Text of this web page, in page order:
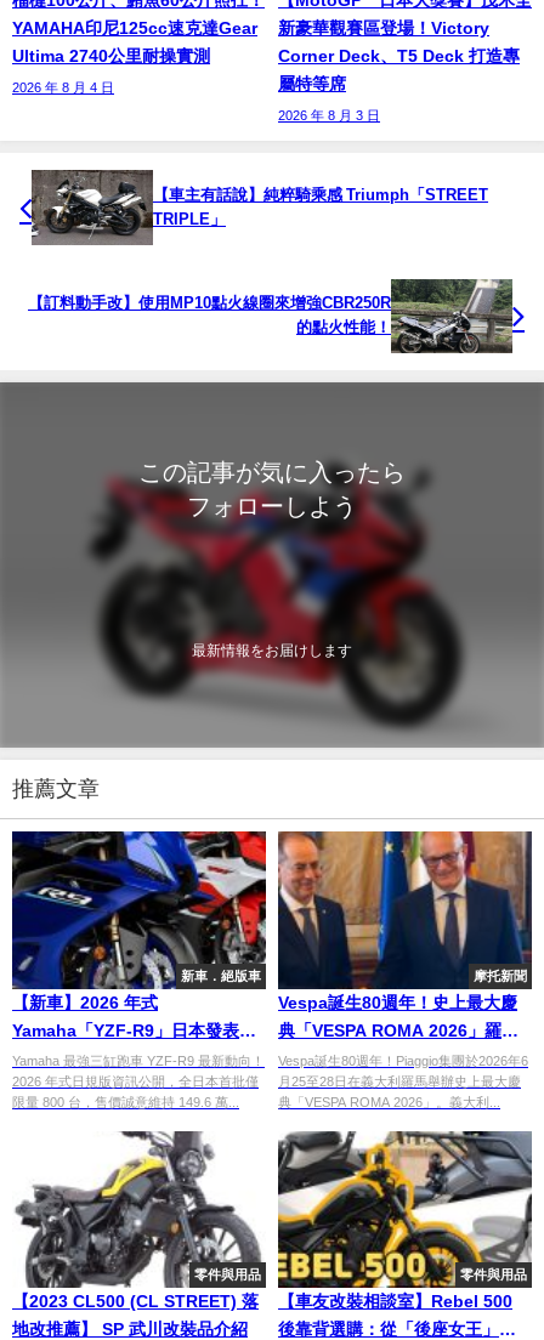
YAMAHA印尼125cc速克達Gear
Ultima 2740公里耐操實測
2026 年 8 月 4 日
新豪華觀賽區登場！Victory
Corner Deck、T5 Deck 打造專
屬特等席
2026 年 8 月 3 日
【車主有話說】純粹騎乘感 Triumph「STREET
TRIPLE」
【訂料動手改】使用MP10點火線圈來增強CBR250R
的點火性能！
この記事が気に入ったら
フォローしよう
最新情報をお届けします
推薦文章
新車．絕版車
【新車】2026 年式
Yamaha「YZF-R9」日本發表！
總產量僅 800 台，售價驚喜維持
149.6 萬日圓起
Yamaha 最強三缸跑車 YZF-R9 最新動向！
2026 年式日規版資訊公開，全日本首批僅
限量 800 台，售價誠意維持 149.6 萬...
摩托新聞
Vespa誕生80週年！史上最大慶
典「VESPA ROMA 2026」羅馬
盛大登場｜60國車迷齊聚
Vespa誕生80週年！Piaggio集團於2026年6
月25至28日在義大利羅馬舉辦史上最大慶
典「VESPA ROMA 2026」。義大利...
零件與用品
【2023 CL500 (CL STREET) 落
地改推薦】 SP 武川改裝品介紹
零件與用品
【車友改裝相談室】Rebel 500
後靠背選購：從「後座女王」到